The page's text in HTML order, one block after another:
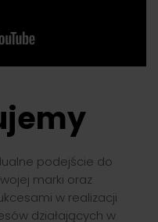
podejście do
marki oraz
w realizacji
działających w